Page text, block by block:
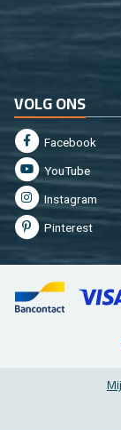
VOLG ONS
Fa­cebook
You­Tu­be
In­st­agram
Pin­te­rest